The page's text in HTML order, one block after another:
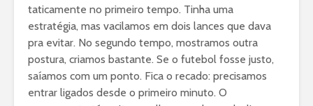
taticamente no primeiro tempo. Tinha uma
estratégia, mas vacilamos em dois lances que dava
pra evitar. No segundo tempo, mostramos outra
postura, criamos bastante. Se o futebol fosse justo,
saíamos com um ponto. Fica o recado: precisamos
entrar ligados desde o primeiro minuto. O